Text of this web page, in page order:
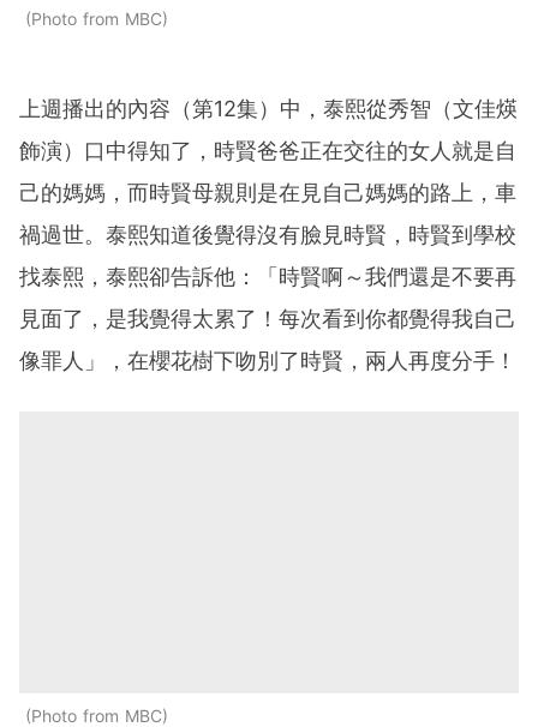
Photo from MBC
上週播出的內容（第12集）中，泰熙從秀智（文佳煐
飾演）口中得知了，時賢爸爸正在交往的女人就是自
己的媽媽，而時賢母親則是在見自己媽媽的路上，車
禍過世。泰熙知道後覺得沒有臉見時賢，時賢到學校
找泰熙，泰熙卻告訴他：「時賢啊～我們還是不要再
見面了，是我覺得太累了！每次看到你都覺得我自己
像罪人」，在櫻花樹下吻別了時賢，兩人再度分手！
Photo from MBC